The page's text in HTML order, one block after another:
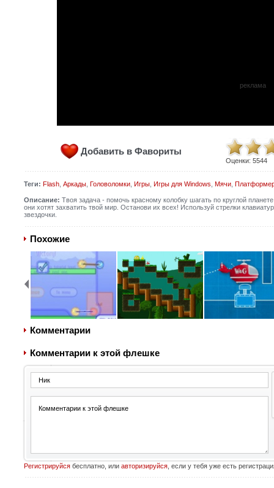
реклама
Добавить в Фавориты
Оценки: 5544
Теги: Flash, Аркады, Головоломки, Игры, Игры для Windows Мячи,
Описание: Твоя задача - помочь красному колобку шагать по круглой
они хотят захватить твой мир. Останови их всех! Используй стрелки
звездочки.
Похожие
Комментарии
Комментарии к этой флешке
Регистрируйсябесплатно, или авторизируйся, если у тебя уже есть